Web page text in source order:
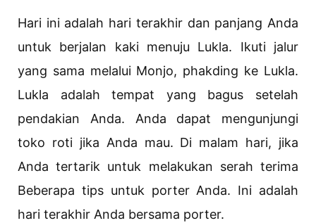
Hari ini adalah hari terakhir dan panjang Anda
untuk berjalan kaki menuju Lukla. Ikuti jalur
yang sama melalui Monjo, phakding ke Lukla.
Lukla adalah tempat yang bagus setelah
pendakian Anda. Anda dapat mengunjungi
toko roti jika Anda mau. Di malam hari, jika
Anda tertarik untuk melakukan serah terima
Beberapa tips untuk porter Anda. Ini adalah
hari terakhir Anda bersama porter.